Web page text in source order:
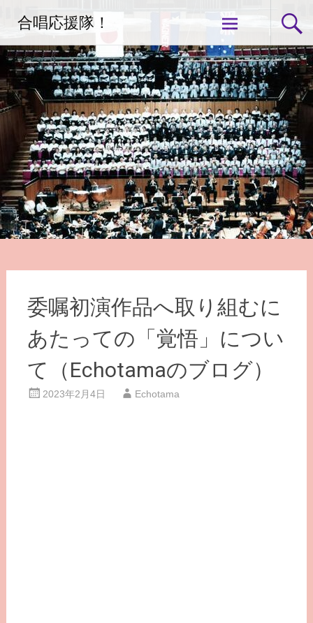
ン
ツ
へ
ス
合唱応援隊！
委嘱初演作品へ取り組むに
あたっての「覚悟」につい
て（Echotamaのブログ）
2023年2月4日 Echotama